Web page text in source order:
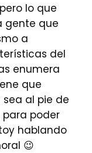
lo que
gente que
a
del
enumera
que
sea al pie de
para poder
hablando
😉